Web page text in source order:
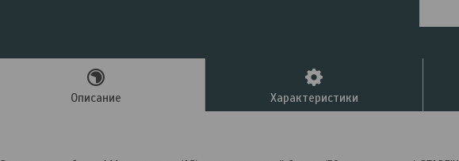
Описание Характеристики